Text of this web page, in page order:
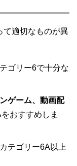
て適切なものが異
テゴリー6で十分な
ゲーム、動画配
おすすめしま
カテゴリー6A以上